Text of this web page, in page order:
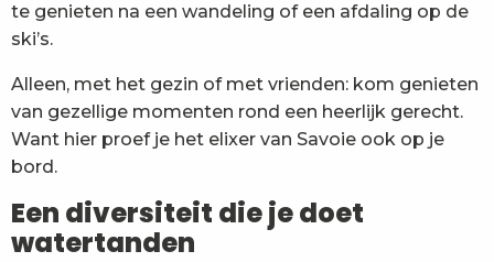
te genieten na een wandeling of een afdaling op de
ski’s.
Alleen, met het gezin of met vrienden: kom genieten
van gezellige momenten rond een heerlijk gerecht.
Want hier proef je het elixer van Savoie ook op je
bord.
Een diversiteit die je doet
watertanden